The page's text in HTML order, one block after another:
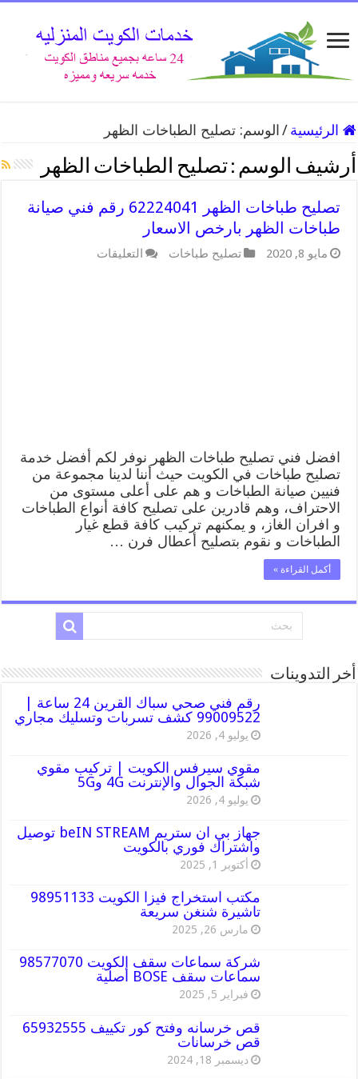
الرئيسية / الوسم:تصليح الطباخات الظهر
أرشيف الوسم :تصليح الطباخات الظهر
تصليح طباخات الظهر 62224041 رقم فني صيانة
طباخات الظهر بارخص الاسعار
مايو 8, 2020 تصليح طباخات التعليقات
افضل فني تصليح طباخات الظهر نوفر لكم أفضل خدمة
تصليح طباخات في الكويت حيث أننا لدينا مجموعة من
فنيين صيانة الطباخات و هم على أعلى مستوى من
الاحتراف، وهم قادرين على تصليح كافة أنواع الطباخات
و افران الغاز، و يمكنهم تركيب كافة قطع غيار
الطباخات و نقوم بتصليح أعطال فرن …
أكمل القراءة »
أخر التدوينات
رقم فني صحي سباك القرين 24 ساعة |
99009522 كشف تسربات وتسليك مجاري
يوليو 4, 2026
مقوي سيرفس الكويت | تركيب مقوي
شبكة الجوال والإنترنت 4G و5G
يوليو 4, 2026
جهاز بي ان ستريم beIN STREAM توصيل
واشتراك فوري بالكويت
أكتوبر 1, 2025
مكتب استخراج فيزا الكويت 98951133
تاشيرة شنغن سريعة
مارس 26, 2025
شركة سماعات سقف الكويت 98577070
سماعات سقف BOSE أصلية
فبراير 5, 2025
قص خرسانه وفتح كور تكييف 65932555
قص خرسانات
ديسمبر 18, 2024